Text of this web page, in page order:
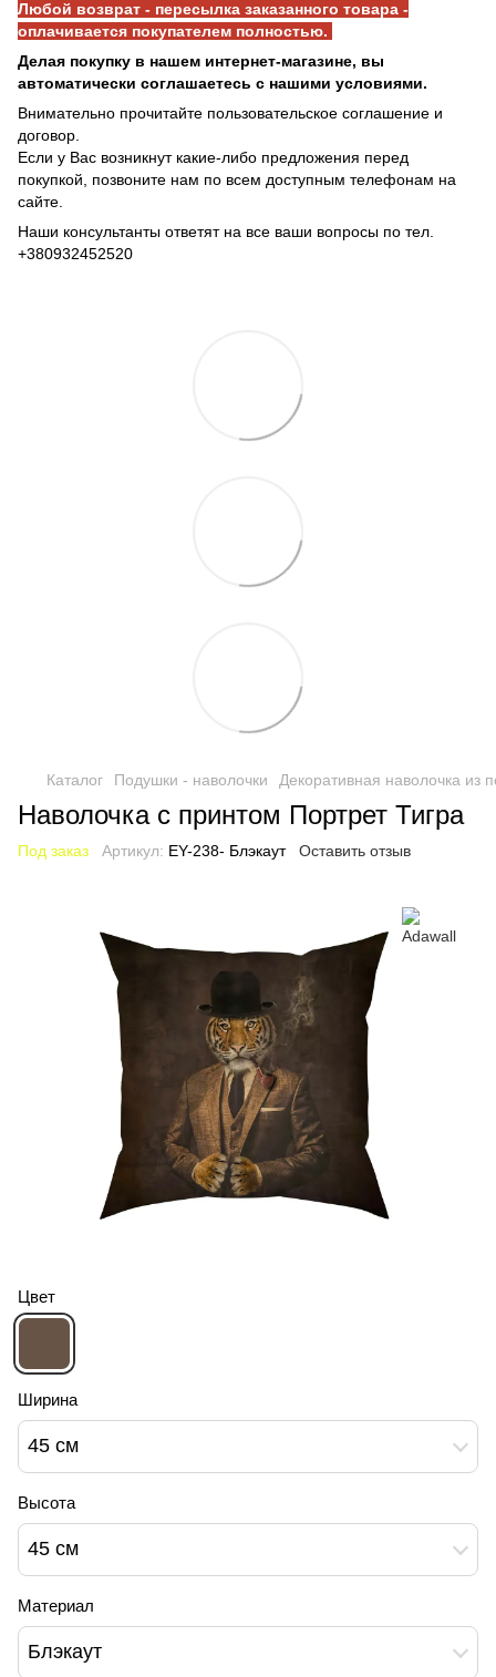
Любой возврат - пересылка заказанного товара -
оплачивается покупателем полностью.
Делая покупку в нашем интернет-магазине, вы
автоматически соглашаетесь с нашими условиями.
Внимательно прочитайте пользовательское соглашение и
договор.
Если у Вас возникнут какие-либо предложения перед
покупкой, позвоните нам по всем доступным телефонам на
сайте.
Наши консультанты ответят на все ваши вопросы по тел.
+380932452520
Каталог Подушки - наволочки Декоративная наволочка из
Наволочка с принтом Портрет Тигра
Под заказ Артикул: EY-238- Блэкаут Оставить отзыв
Цвет
Ширина
45 см
Высота
45 см
Материал
Блэкаут